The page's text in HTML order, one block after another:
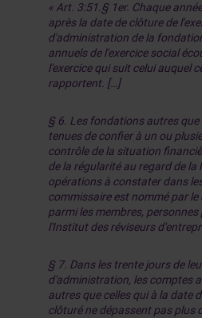
« Art. 3:51.§ 1er. Chaque
après la date de clôture de
d'administration de la
annuels de l'exercice social
l'exercice qui suit celui auquel
rapportent. […]
§ 6. Les fondations autres
tenues de confier à un ou
contrôle de la situation
de la régularité au regard de la
opérations à constater dans
commissaire est nommé par
parmi les membres,
l'Institut des réviseurs
§ 7. Dans les trente jours de
d'administration, les comptes
autres que celles qui à la date
clôturé ne dépassent pas plus